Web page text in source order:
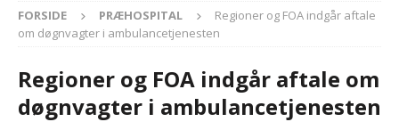
FORSIDE PRÆHOSPITAL
Regioner og FOA indgår aftale
om døgnvagter i ambulancetjenesten
Regioner og FOA indgår aftale om
døgnvagter i ambulancetjenesten